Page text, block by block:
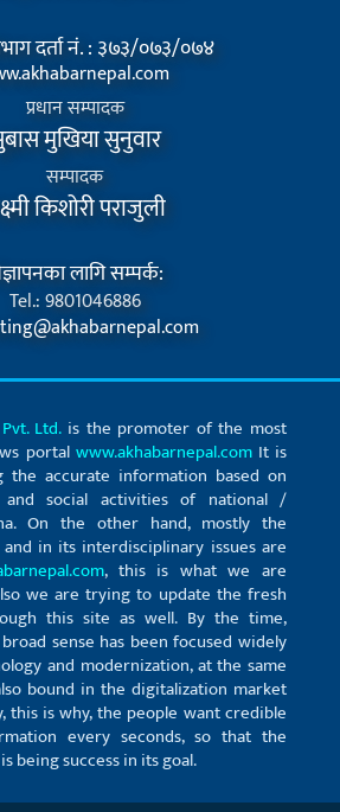
दर्ता नं. : ३७३/०७३/०७४
प्रधान सम्पादक
मुखिया सुनुवार
सम्पादक
किशोरी पराजुली
लागि सम्पर्क:
Tel.: 9801046886
Ltd.is the promoter of the most
portal www.akhabarnepal.comIt is
the accurate information based on
and social activities of national /
On the other hand, mostly the
in its interdisciplinary issues are
, this is what we are
we are trying to update the fresh
this site as well. By the time,
sense has been focused widely
and modernization, at the same
bound in the digitalization market
this is why, the people want credible
every seconds, so that the
is being success in its goal.